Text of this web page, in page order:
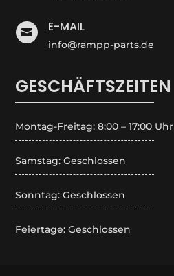
 E-MAIL
info@rampp-parts.de
GESCHÄFTSZEITEN
Montag-Freitag: 8:00 – 17:00 Uhr
Samstag: Geschlossen
Sonntag: Geschlossen
Feiertage: Geschlossen